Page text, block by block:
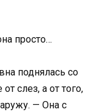
просто…
поднялась со
слез, а от того,
— Она с